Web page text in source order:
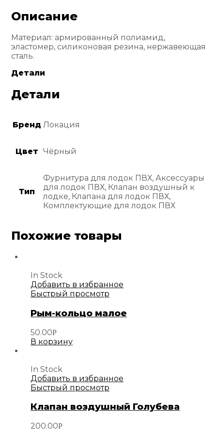
Описание
Материал: армированный полиамид,
эластомер, силиконовая резина, нержавеющая
сталь.
Детали
Детали
Бренд Локация
Цвет Чёрный
Тип
Фурнитура для лодок ПВХ, Аксессуары
для лодок ПВХ, Клапан воздушный к
лодке, Клапана для лодок ПВХ,
Комплектующие для лодок ПВХ
Похожие товары
In Stock
Добавить в избранное
Быстрый просмотр
Рым-кольцо малое
50.00Р
В корзину
In Stock
Добавить в избранное
Быстрый просмотр
Клапан воздушный Голубева
200.00Р